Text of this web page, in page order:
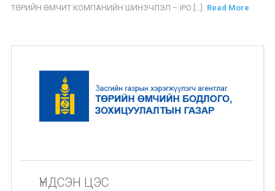
ТӨРИЙН ӨМЧИТ КОМПАНИЙН ШИНЭЧЛЭЛ – IPO [...] Read More
ҮНДСЭН ЦЭС